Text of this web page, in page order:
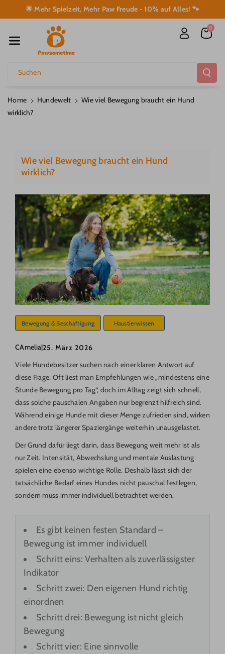
Nhalt
🌟 Mehr Spielzeit, Mehr Paw Freude - 10% auf Alles! 🐾
Suchen
0
Home Hundewelt
Wie viel Bewegung braucht ein Hund
wirklich?
Wie viel Bewegung braucht ein Hund
wirklich?
Bewegung & Beschaftigung Haustierwissen
CAmelia|25. März 2026
Viele Hundebesitzer suchen nach einer klaren Antwort auf
diese Frage. Oft liest man Empfehlungen wie „mindestens eine
Stunde Bewegung pro Tag“, doch im Alltag zeigt sich schnell,
dass solche pauschalen Angaben nur begrenzt hilfreich sind.
Während einige Hunde mit dieser Menge zufrieden sind, wirken
andere trotz längerer Spaziergänge weiterhin unausgelastet.
Der Grund dafür liegt darin, dass Bewegung weit mehr ist als
nur Zeit. Intensität, Abwechslung und mentale Auslastung
spielen eine ebenso wichtige Rolle. Deshalb lässt sich der
tatsächliche Bedarf eines Hundes nicht pauschal festlegen,
sondern muss immer individuell betrachtet werden.
Es gibt keinen festen Standard –
Bewegung ist immer individuell
Schritt eins: Verhalten als zuverlässigster
Indikator
Schritt zwei: Den eigenen Hund richtig
einordnen
Schritt drei: Bewegung ist nicht gleich
Bewegung
Schritt vier: Eine sinnvolle